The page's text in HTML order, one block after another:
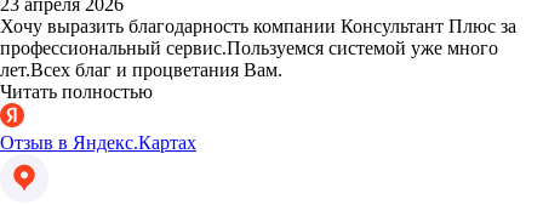
Хочу выразить благодарность компании Консультант Плюс за
профессиональный сервис.Пользуемся системой уже много
лет.Всех благ и процветания Вам.
Читать полностью
Отзыв в Яндекс.Картах